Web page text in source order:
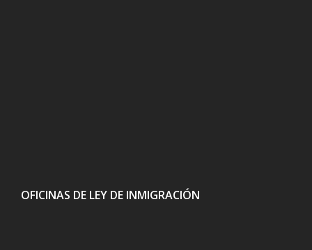
OFICINAS DE LEY DE INMIGRACIÓN